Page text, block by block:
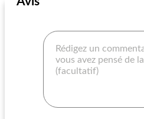
gaufres norvégiennes de hilde